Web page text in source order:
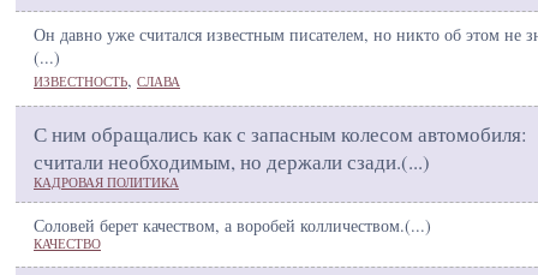
Он давно уже считался известным писателем, но никто об этом не
(...)
ИЗВЕСТНОСТЬ, СЛАВА
С ним обращались как с запасным колесом автомобиля:
считали необходимым, но держали сзади.(...)
КАДРОВАЯ ПОЛИТИКА
Соловей берет качеством, а воробей колличеством.(...)
КАЧЕСТВО